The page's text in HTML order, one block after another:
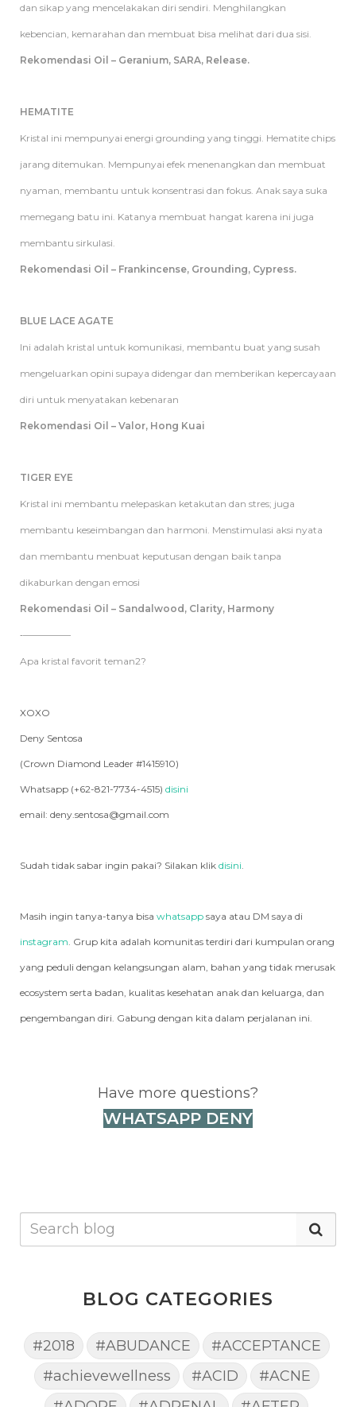
dan sikap yang mencelakakan diri sendiri. Menghilangkan
kebencian, kemarahan dan membuat bisa melihat dari dua sisi.
Rekomendasi Oil – Geranium, SARA, Release.
HEMATITE
Kristal ini mempunyai energi grounding yang tinggi. Hematite chips
jarang ditemukan. Mempunyai efek menenangkan dan membuat
nyaman, membantu untuk konsentrasi dan fokus. Anak saya suka
memegang batu ini. Katanya membuat hangat karena ini juga
membantu sirkulasi.
Rekomendasi Oil – Frankincense, Grounding, Cypress.
BLUE LACE AGATE
Ini adalah kristal untuk komunikasi, membantu buat yang susah
mengeluarkan opini supaya didengar dan memberikan kepercayaan
diri untuk menyatakan kebenaran
Rekomendasi Oil – Valor, Hong Kuai
TIGER EYE
Kristal ini membantu melepaskan ketakutan dan stres; juga
membantu keseimbangan dan harmoni. Menstimulasi aksi nyata
dan membantu menbuat keputusan dengan baik tanpa
dikaburkan dengan emosi
Rekomendasi Oil – Sandalwood, Clarity, Harmony
‐—————
Apa kristal favorit teman2?
XOXO
Deny Sentosa
(Crown Diamond Leader #1415910)
Whatsapp (+62-821-7734-4515) disini
email: deny.sentosa@gmail.com
Sudah tidak sabar ingin pakai? Silakan klik disini
Masih ingin tanya-tanya bisa whatsapp saya atau DM saya di
instagram . Grup kita adalah komunitas terdiri dari kumpulan orang
yang peduli dengan kelangsungan alam, bahan yang tidak merusak
ecosystem serta badan, kualitas kesehatan anak dan keluarga, dan
pengembangan diri. Gabung dengan kita dalam perjalanan ini.
Have more questions?
WHATSAPP DENY
BLOG CATEGORIES
#2018 #ABUDANCE
#ACCEPTANCE
#achievewellness
#ACID
#ACNE